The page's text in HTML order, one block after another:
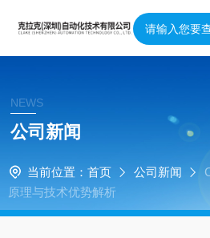
NEWS
公司新闻
当前位置： 首页 公司新闻
原理与技术优势解析